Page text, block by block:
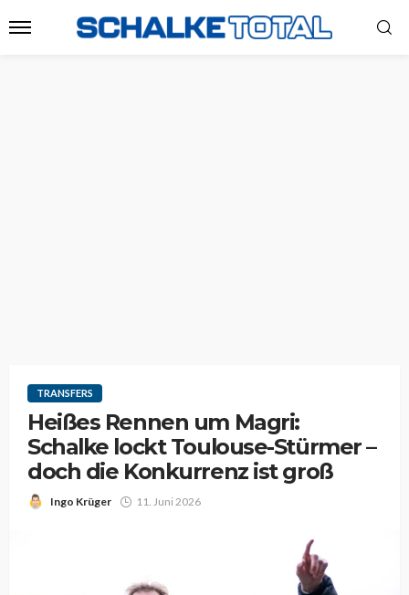
TRANSFERS
Heißes Rennen um Magri:
Schalke lockt Toulouse-Stürmer –
doch die Konkurrenz ist groß
Ingo Krüger 11. Juni 2026